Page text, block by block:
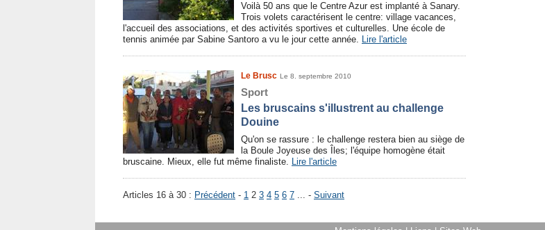
Voilà 50 ans que le Centre Azur est implanté à Sanary.
Trois volets caractérisent le centre: village vacances,
l'accueil des associations, et des activités sportives et culturelles. Une école de
tennis animée par Sabine Santoro a vu le jour cette année. Lire l'article
Le Brusc Le 8. septembre 2010
Sport
Les bruscains s'illustrent au challenge
Douine
Qu'on se rassure : le challenge restera bien au siège de
la Boule Joyeuse des Îles; l'équipe homogène était
bruscaine. Mieux, elle fut même finaliste. Lire l'article
Articles 16 à 30 : Précédent - 1 2 3 4 5 6 7 ... - Suivant